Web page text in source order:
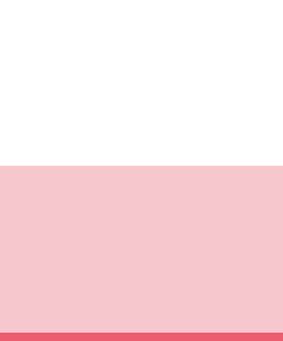
を拒否することが出来ます。
ことができるものとします。